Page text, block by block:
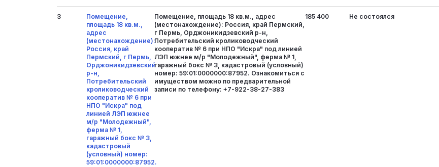
3
Помещение,
площадь 18 кв.м.,
адрес
(местонахождение):
Россия, край
Пермский, г Пермь,
Орджоникидзевский
р-н,
Потребительский
кролиководческий
кооператив № 6 при
НПО "Искра" под
линией ЛЭП южнее
м/р "Молодежный",
ферма № 1,
гаражный бокс № 3,
кадастровый
(условный) номер:
59:01:0000000:87952.
Помещение, площадь 18 кв.м., адрес
(местонахождение): Россия, край Пермский,
г Пермь, Орджоникидзевский р-н,
Потребительский кролиководческий
кооператив № 6 при НПО "Искра" под линией
ЛЭП южнее м/р "Молодежный", ферма № 1,
гаражный бокс № 3, кадастровый (условный)
номер: 59:01:0000000:87952. Ознакомиться с
имуществом можно по предварительной
записи по телефону: +7-922-38-27-383
185 400 Не состоялся